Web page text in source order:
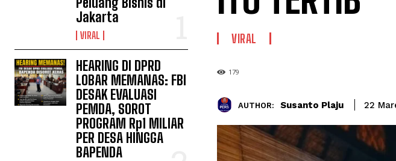
Jakarta
VIRAL
HEARING DI DPRD
LOBAR MEMANAS: FBI
DESAK EVALUASI
PEMDA, SOROT
PROGRAM Rp1 MILIAR
PER DESA HINGGA
BAPENDA
VIRAL
179
AUTHOR: Susanto Plaju 22